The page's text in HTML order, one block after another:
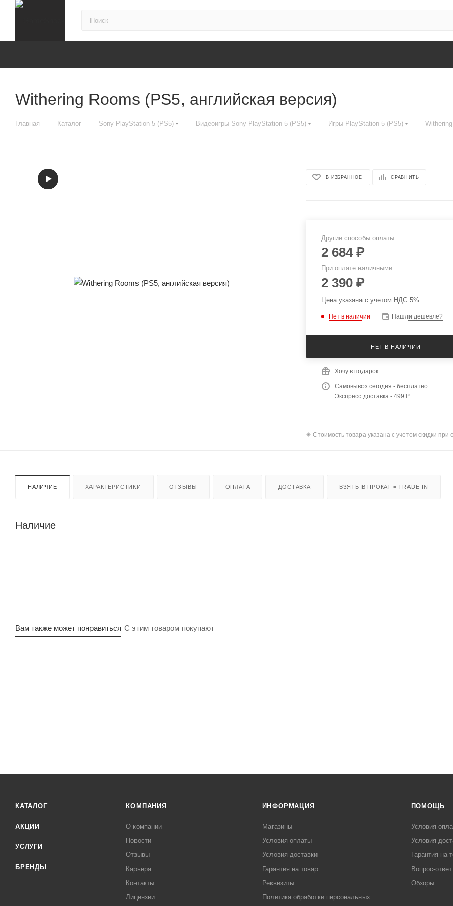
Withering Rooms (PS5, английская версия)
Главная — Каталог — Sony PlayStation 5 (PS5) — Видеоигры Sony PlayStation 5 (PS5) — Игры PlayStation 5 (PS5) —
В ИЗБРАННОЕ СРАВНИТЬ
Другие способы оплаты
2 684₽
При оплате наличными
2 390 ₽
Цена указана с учетом НДС 5%
Нет в наличии Нашли дешевле?
НЕТ В НАЛИЧИИ
Хочу в подарок
Самовывоз сегодня - бесплатно
Экспресс доставка - 499 ₽
✴️ Стоимость товара указана с учетом скидки при
НАЛИЧИЕ ХАРАКТЕРИСТИКИ ОТЗЫВЫ ОПЛАТА ДОСТАВКА ВЗЯТЬ В ПРОКАТ = TRADE-IN
Наличие
Вам также может понравиться С этим товаром покупают
КАТАЛОГ
АКЦИИ
УСЛУГИ
БРЕНДЫ
КОМПАНИЯ
О компании
Новости
Отзывы
Карьера
Контакты
Лицензии
ИНФОРМАЦИЯ
Магазины
Условия оплаты
Условия доставки
Гарантия на товар
Реквизиты
Политика обработки персональных
ПОМОЩЬ
Условия
Условия
Гарантия на
Вопрос-ответ
Обзоры